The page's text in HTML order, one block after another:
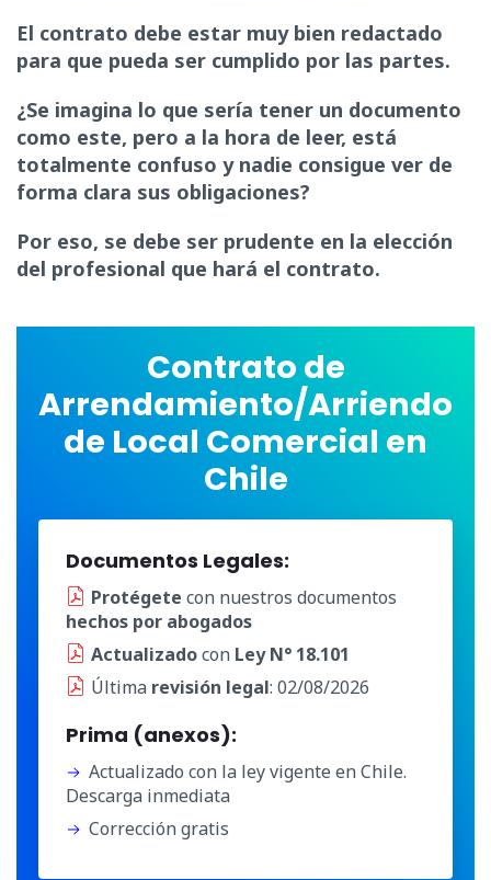
El contrato debe estar muy bien redactado
para que pueda ser cumplido por las partes.
¿Se imagina lo que sería tener un documento
como este, pero a la hora de leer, está
totalmente confuso y nadie consigue ver de
forma clara sus obligaciones?
Por eso, se debe ser prudente en la elección
del profesional que hará el contrato.
Contrato de
Arrendamiento/Arriendo
de Local Comercial en
Chile
Documentos Legales:
Protégete con nuestros documentos
hechos por abogados
Actualizadocon Ley N° 18.101
Última revisión legal: 02/08/2026
Prima (anexos):
Actualizado con la ley vigente en Chile.
Descarga inmediata
Corrección gratis